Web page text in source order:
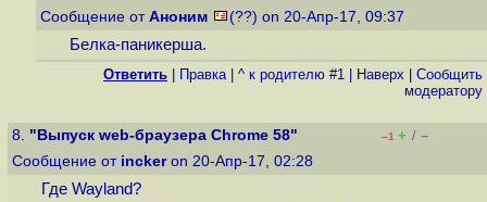
Сообщение от Аноним (??) on 20-Апр-17, 09:37
Белка-паникерша.
Ответить Правка| ^ к родителю #1 Наверх
Cообщить
модератору
8. "Выпуск web-браузера Chrome 58" –1 + / –
Сообщение от inckeron 20-Апр-17, 02:28
Где Wayland?